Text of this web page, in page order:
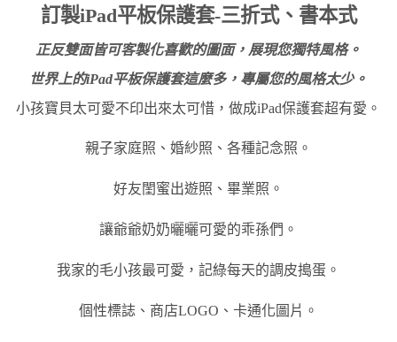
訂製iPad平板保護套-三折式、書本式
正反雙面皆可客製化喜歡的圖面，展現您獨特風格。
世界上的iPad平板保護套這麼多，專屬您的風格太少。
小孩寶貝太可愛不印出來太可惜，做成iPad保護套超有愛。
親子家庭照、婚紗照、各種記念照。
好友閨蜜出遊照、畢業照。
讓爺爺奶奶曬曬可愛的乖孫們。
我家的毛小孩最可愛，記綠每天的調皮搗蛋。
個性標誌、商店LOGO、卡通化圖片。